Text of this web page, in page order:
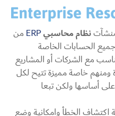
نظام محاسبيERP من
الحسابات الخاصة
مع الشركات أو المشاريع
ومنهم خاصة مميزة تتيح لكل
أساسها ولكن تبعا
اكتشاف الخطأ وامكانية وضع